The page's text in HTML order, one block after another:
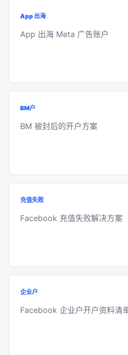
App 出海
App 出海 Meta 广告账户
BM户
BM 被封后的开户方案
充值失败
Facebook 充值失败解决方案
企业户
Facebook 企业户开户资料清